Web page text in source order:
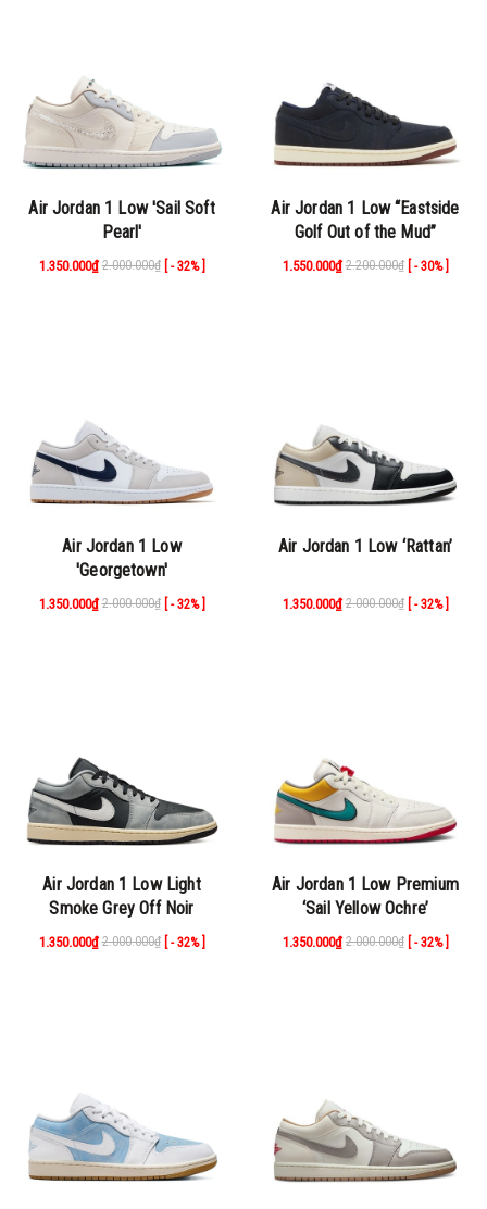
Air Jordan 1 Low 'Sail Soft
Pearl'
1.350.000₫ 2.000.000₫ [ - 32% ]
Air Jordan 1 Low “Eastside
Golf Out of the Mud”
1.550.000₫ 2.200.000₫ [ - 30% ]
Air Jordan 1 Low
'Georgetown'
1.350.000₫ 2.000.000₫ [ - 32% ]
Air Jordan 1 Low ‘Rattan’
1.350.000₫ 2.000.000₫ [ - 32% ]
Air Jordan 1 Low Light
Smoke Grey Off Noir
1.350.000₫ 2.000.000₫ [ - 32% ]
Air Jordan 1 Low Premium
‘Sail Yellow Ochre’
1.350.000₫ 2.000.000₫ [ - 32% ]